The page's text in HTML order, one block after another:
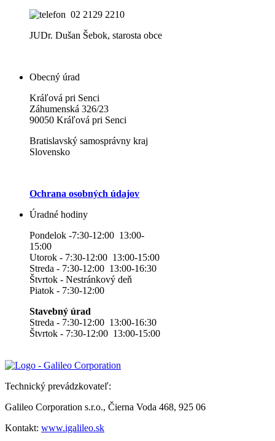
02 2129 2210
JUDr. Dušan Šebok, starosta obce
Obecný úrad
Kráľová pri Senci
Záhumenská 326/23
90050 Kráľová pri Senci
Bratislavský samosprávny kraj
Slovensko
Ochrana osobných údajov
Úradné hodiny
Pondelok -7:30-12:00 13:00-
15:00
Utorok - 7:30-12:00 13:00-15:00
Streda - 7:30-12:00 13:00-16:30
Štvrtok - Nestránkový deň
Piatok - 7:30-12:00
Stavebný úrad
Streda - 7:30-12:00 13:00-16:30
Štvrtok - 7:30-12:00 13:00-15:00
Technický prevádzkovateľ:
Galileo Corporation s.r.o., Čierna Voda 468, 925 06
Kontakt: www.igalileo.sk